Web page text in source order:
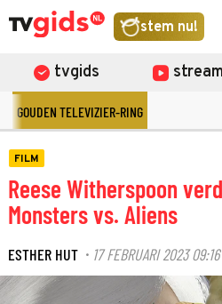
stem nu!
tvgids
GOUDEN TELEVIZIER-RING
FILM
Reese Witherspoon
Monsters vs. Aliens
ESTHER HUT · 17 FEBRUARI 2023 09:16